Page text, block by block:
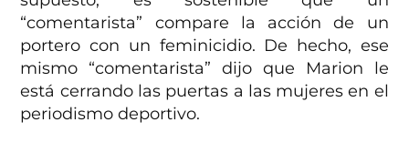
“comentarista” compare la acción de un
portero con un feminicidio. De hecho, ese
mismo “comentarista” dijo que Marion le
está cerrando las puertas a las mujeres en el
periodismo deportivo.